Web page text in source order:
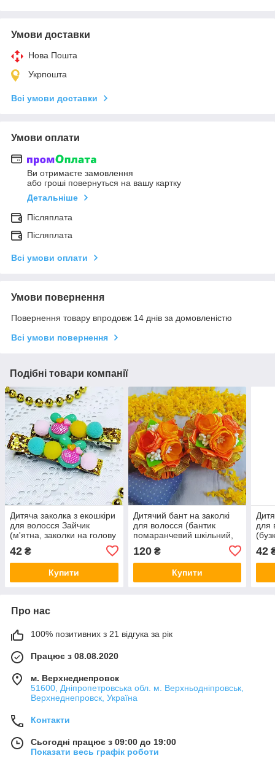
Умови доставки
Нова Пошта
Укрпошта
Всі умови доставки
Умови оплати
Ви отримаєте замовлення
або гроші повернуться на вашу картку
Детальніше
Післяплата
Післяплата
Всі умови оплати
Умови повернення
Повернення товару впродовж 14 днів за домовленістю
Всі умови повернення
Подібні товари компанії
Дитяча заколка з екошкіри
для волосся Зайчик
(м'ятна, заколки на голову
ручної роботи, прикраси
для зачісок)
42 ₴
Купити
Дитячий бант на заколкі
для волосся (бантик
помаранчевий шкільний,
заколка ручної роботи в
школу на голову, канзаші)
120₴
Купити
для
42
Про нас
100% позитивних з 21 відгука за рік
Працює з 08.08.2020
м. Верхнеднепровск
51600, Дніпропетровська обл. м. Верхньодніпровськ,
Верхнеднепровск, Україна
Контакти
Сьогодні працює з 09:00 до 19:00
Показати весь графік роботи